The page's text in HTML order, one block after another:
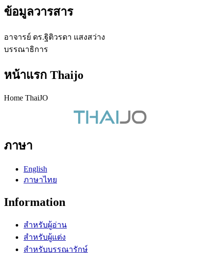
ข้อมูลวารสาร
อาจารย์ ดร.ฐิติวรดา แสงสว่าง
บรรณาธิการ
หน้าแรก Thaijo
Home ThaiJO
ภาษา
English
ภาษาไทย
Information
สำหรับผู้อ่าน
สำหรับผู้แต่ง
สำหรับบรรณารักษ์